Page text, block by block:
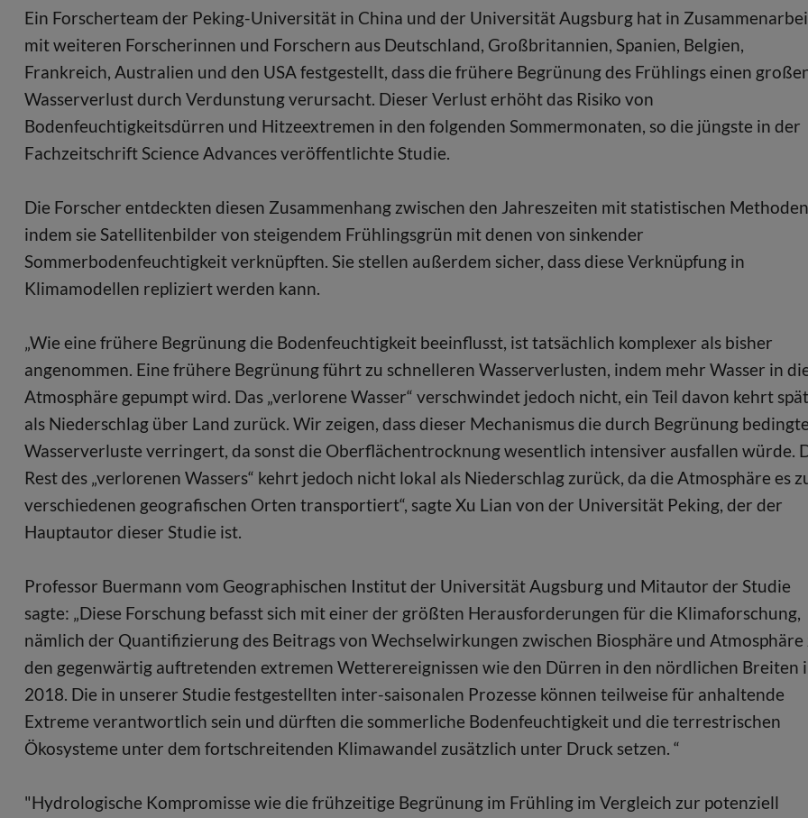
Ein Forscherteam der Peking-Universität in China und der Universität Augsburg hat in
mit weiteren Forscherinnen und Forschern aus Deutschland, Großbritannien, Spanien, Belgien,
Frankreich, Australien und den USA festgestellt, dass die frühere Begrünung des Frühlings einen
Wasserverlust durch Verdunstung verursacht. Dieser Verlust erhöht das Risiko von
Bodenfeuchtigkeitsdürren und Hitzeextremen in den folgenden Sommermonaten, so die jüngste in der
Fachzeitschrift Science Advances veröffentlichte Studie.
Die Forscher entdeckten diesen Zusammenhang zwischen den Jahreszeiten mit statistischen
indem sie Satellitenbilder von steigendem Frühlingsgrün mit denen von sinkender
Sommerbodenfeuchtigkeit verknüpften. Sie stellen außerdem sicher, dass diese Verknüpfung in
Klimamodellen repliziert werden kann.
„Wie eine frühere Begrünung die Bodenfeuchtigkeit beeinflusst, ist tatsächlich komplexer als bisher
angenommen. Eine frühere Begrünung führt zu schnelleren Wasserverlusten, indem mehr Wasser in
Atmosphäre gepumpt wird. Das „verlorene Wasser“ verschwindet jedoch nicht, ein Teil davon kehrt
als Niederschlag über Land zurück. Wir zeigen, dass dieser Mechanismus die durch Begrünung
Wasserverluste verringert, da sonst die Oberflächentrocknung wesentlich intensiver ausfallen würde.
Rest des „verlorenen Wassers“ kehrt jedoch nicht lokal als Niederschlag zurück, da die Atmosphäre es
verschiedenen geografischen Orten transportiert“, sagte Xu Lian von der Universität Peking, der der
Hauptautor dieser Studie ist.
Professor Buermann vom Geographischen Institut der Universität Augsburg und Mitautor der Studie
sagte: „Diese Forschung befasst sich mit einer der größten Herausforderungen für die Klimaforschung,
nämlich der Quantifizierung des Beitrags von Wechselwirkungen zwischen Biosphäre und Atmosphäre
den gegenwärtig auftretenden extremen Wetterereignissen wie den Dürren in den nördlichen Breiten
2018. Die in unserer Studie festgestellten inter-saisonalen Prozesse können teilweise für anhaltende
Extreme verantwortlich sein und dürften die sommerliche Bodenfeuchtigkeit und die terrestrischen
Ökosysteme unter dem fortschreitenden Klimawandel zusätzlich unter Druck setzen. “
"Hydrologische Kompromisse wie die frühzeitige Begrünung im Frühling im Vergleich zur potenziell